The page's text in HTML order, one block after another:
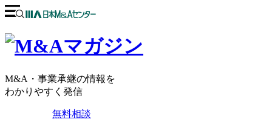
M&A・事業承継の情報を
わかりやすく発信
無料相談